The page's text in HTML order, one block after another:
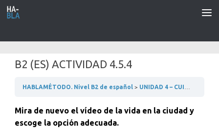
Saltar al contenido
B2 (ES) ACTIVIDAD 4.5.4
HABLAMÉTODO. Nivel B2 de español UNIDAD 4 – CUIDAMOS EL MEDIOAMBIENTE
Mira de nuevo el vídeo de la vida en la ciudad y
escoge la opción adecuada.